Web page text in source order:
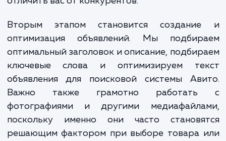
мы проходим несколько важных
Прежде всего, мы проводим глубокий
вашего бизнеса, а также вашей
аудитории и конкурентов на площадке
Это позволяет нам глубже понять,
образом можно максимально
привлечь потенциальных клиентов и
отличить вас от конкурентов.